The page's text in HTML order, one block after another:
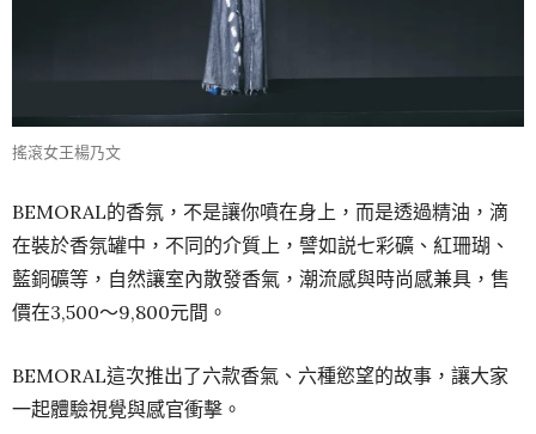
搖滾女王楊乃文
BEMORAL的香氛，不是讓你噴在身上，而是透過精油，滴
在裝於香氛罐中，不同的介質上，譬如説七彩礦、紅珊瑚、
藍銅礦等，自然讓室內散發香氣，潮流感與時尚感兼具，售
價在3,500～9,800元間。
BEMORAL這次推出了六款香氣、六種慾望的故事，讓大家
一起體驗視覺與感官衝擊。